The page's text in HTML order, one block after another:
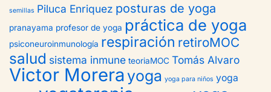
semillas Piluca Enriquez posturas de yoga
pranayama profesor de yoga práctica de yoga
psiconeuroinmunología respiración retiroMOC
salud sistema inmune teoriaMOC Tomás Alvaro
Victor Morerayoga yoga para niños yoga